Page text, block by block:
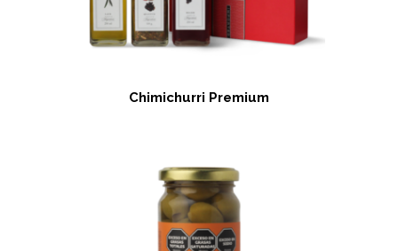
Chimichurri Premium